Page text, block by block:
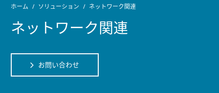
ホーム ソリューション ネットワーク関連
ネットワーク関連
お問い合わせ